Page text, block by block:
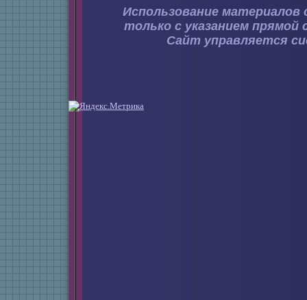
Использование материалов
только с указанием прямой
Сайт управляется